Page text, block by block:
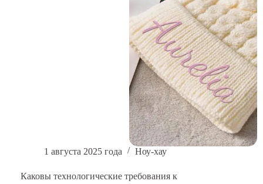
1 августа 2025 года Ноу-хау
Каковы технологические требования к